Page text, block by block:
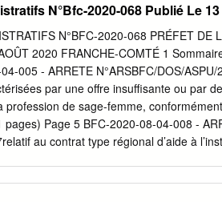
1 500 € TOTAL 1 500 € N° 2012 –
COMMUNES « COMMUNAUTE DE
n° 2916 du 29 décembre 2011
; Vu l’arrêté n° 1642 du 22
de Communes issue de la fusion et de
l’Etoile de Langres et de la Région de
qui a été consacré ces derniers mois à la
issues de la fusion et de l’extension
N°Bfc-2020-068 Publié Le
N°BFC-2020-068 PRÉFET DE
2020 FRANCHE-COMTÉ 1
005 - ARRETE N°ARSBFC/DOS/
par une offre insuffisante ou par
profession de sage-femme,
Page 5 BFC-2020-08-04-008 -
au contrat type régional d’aide à